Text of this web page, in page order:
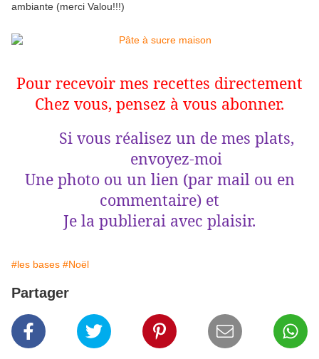
ambiante (merci Valou!!!)
Pour recevoir mes recettes directement
Chez vous, pensez à vous abonner.
Si vous réalisez un de mes plats,
envoyez-moi
Une photo ou un lien (par mail ou en
commentaire) et
Je la publierai avec plaisir.
#les bases #Noël
Partager